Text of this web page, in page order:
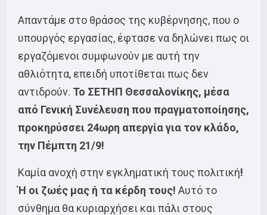
Απαντάμε στο θράσος της κυβέρνησης, που ο
υπουργός εργασίας, έφτασε να δηλώνει πως οι
εργαζόμενοι συμφωνούν με αυτή την
αθλιότητα, επειδή υποτίθεται πως δεν
αντιδρούν. Το ΣΕΤΗΠ Θεσσαλονίκης, μέσα
από Γενική Συνέλευση που πραγματοποίησης,
προκηρύσσει 24ωρη απεργία για τον κλάδο,
την Πέμπτη 21/9!
Καμία ανοχή στην εγκληματική τους πολιτική!
Ή οι ζωές μας ή τα κέρδη τους! Αυτό το
σύνθημα θα κυριαρχήσει και πάλι στους